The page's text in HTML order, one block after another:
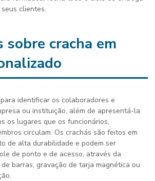
clientes.
sobre cracha em
identificar os colaboradores e
ou instituição, além de apresentá-la
os lugares que os funcionários,
circulam. Os crachás são feitos em
de alta durabilidade e podem ser
de ponto e de acesso, através da
barras, gravação de tarja magnética ou